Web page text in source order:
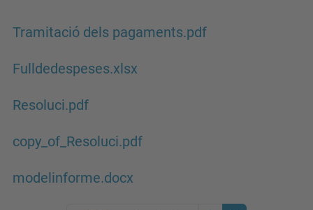
Tramitació dels pagaments.pdf
Fulldedespeses.xlsx
Resoluci.pdf
copy_of_Resoluci.pdf
modelinforme.docx